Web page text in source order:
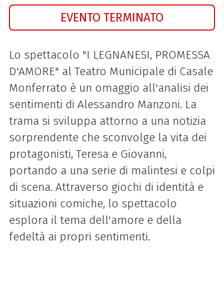
EVENTO TERMINATO
Lo spettacolo "I LEGNANESI, PROMESSA
D'AMORE" al Teatro Municipale di Casale
Monferrato è un omaggio all'analisi dei
sentimenti di Alessandro Manzoni. La
trama si sviluppa attorno a una notizia
sorprendente che sconvolge la vita dei
protagonisti, Teresa e Giovanni,
portando a una serie di malintesi e colpi
di scena. Attraverso giochi di identità e
situazioni comiche, lo spettacolo
esplora il tema dell'amore e della
fedeltà ai propri sentimenti.